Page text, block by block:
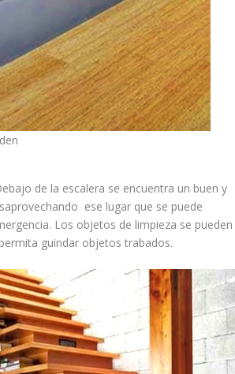
de la escalera se encuentra un buen y
ese lugar que se puede
Los objetos de limpieza se pueden
guindar objetos trabados.